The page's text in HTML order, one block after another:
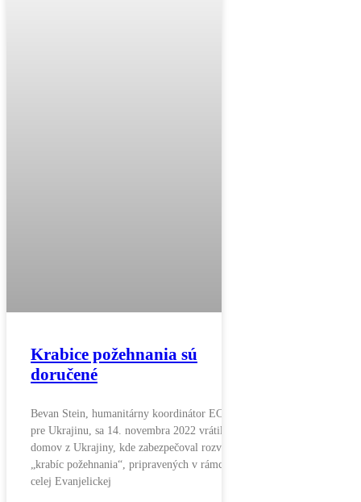
Krabice požehnania sú
doručené
Bevan Stein, humanitárny koordinátor ECAV
pre Ukrajinu, sa 14. novembra 2022 vrátil
domov z Ukrajiny, kde zabezpečoval rozvoz
„krabíc požehnania“, pripravených v rámci
celej Evanjelickej